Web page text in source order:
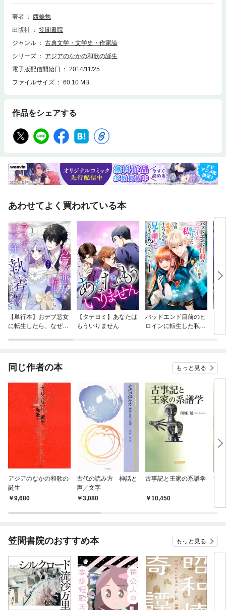
歌という詩形式に迫るため詩学を導入。和歌の本性をナショナリズムの狭
い殻から救い出し、異なった言語圏の詩歌と比較しつつ、外部からの照射
といったさまざまな分野の研究をひとつのテーブルに載せ、和歌誕生の経
緯と全貌を究明した野心作。
著者
西條勉
出版社
笠間書院
ジャンル
古典文学・文学史・作家論
シリーズ
アジアのなかの和歌の誕生
電子版配信開始日
2014/11/25
ファイルサイズ
60.10 MB
作品をシェアする
あわせてよく買われている本
【単行本】おデブ悪女
に転生したら、なぜか
【タテヨミ】あなたは
もういりません
バッドエンド目前のヒ
ロインに転生した私、
同じ作者の本 もっと見る
アジアのなかの和歌の
誕生
9,680
古代の読み方 神話と
声／文字
3,080
古事記と王家の系譜学
10,450
古
笠間書院のおすすめ本 もっと見る